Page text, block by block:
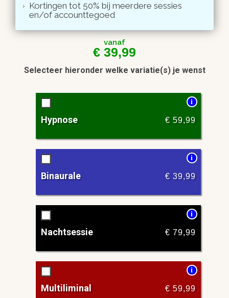
Kortingen tot 50% bij meerdere sessies
en/of accounttegoed
vanaf
€ 39,99
Selecteer hieronder welke variatie(s) je wenst
i
Hypnose € 59,99
i
Binaurale € 39,99
i
Nachtsessie € 79,99
i
Multiliminal € 59,99